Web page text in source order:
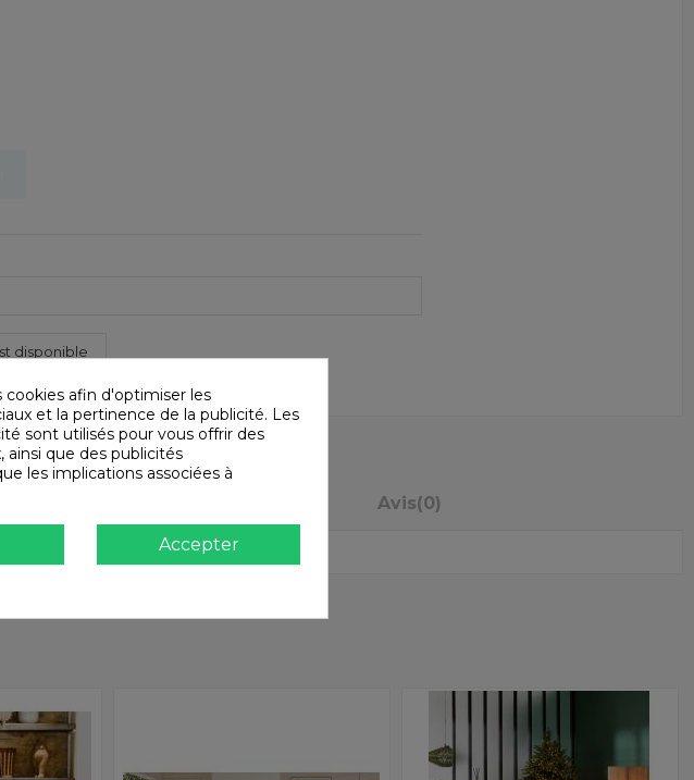
Avis(0)
afin d'optimiser les
et la pertinence de la publicité. Les
sont utilisés pour vous offrir des
ainsi que des publicités
les implications associées à
Accepter